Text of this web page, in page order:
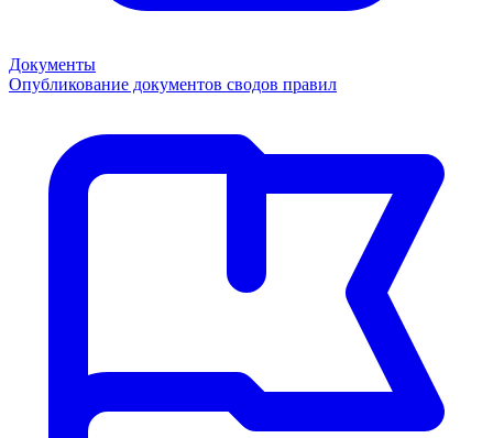
Документы
Опубликование документов сводов правил